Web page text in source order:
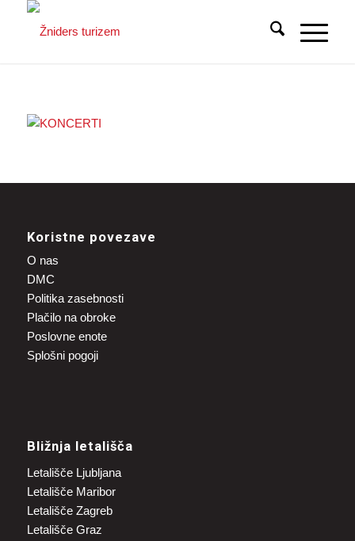
Koristne povezave
O nas
DMC
Politika zasebnosti
Plačilo na obroke
Poslovne enote
Splošni pogoji
Bližnja letališča
Letališče Ljubljana
Letališče Maribor
Letališče Zagreb
Letališče Graz